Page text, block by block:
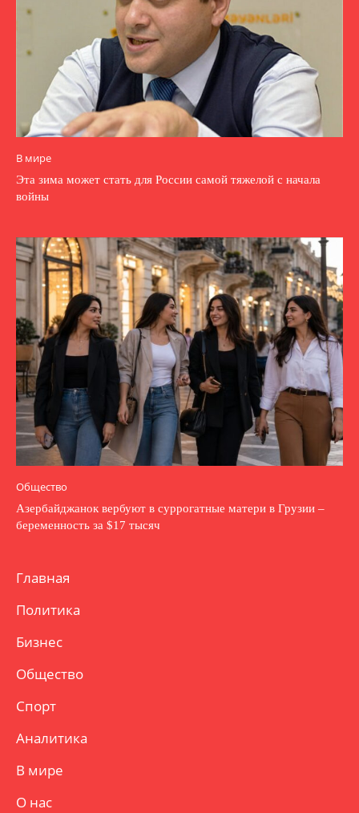
В мире
Эта зима может стать для России самой тяжелой с начала
войны
Общество
Азербайджанок вербуют в суррогатные матери в Грузии –
беременность за $17 тысяч
Главная
Политика
Бизнес
Общество
Спорт
Аналитика
В мире
О нас